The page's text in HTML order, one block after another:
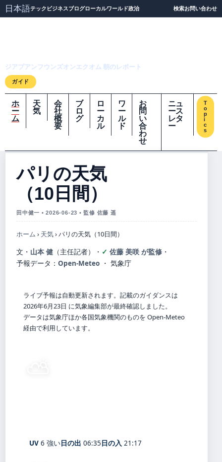
日本語テック ビジネスブログローカルワールド政治 検索お問い合わせ
ジアプアンフウンズオンエクオム 朝のレポート
ガイド
ホ
ー
ム
天
気
会
社
概
要
ブ
ロ
グ
ロ
ー
カ
ル
ワ
ー
ル
ド
お
問
い
合
わ
せ
ニュ
ース
レタ
ー
T
o
p
i
c
s
パリの天気
（10日間）
田中健一 • 2026-06-23 • 監修 佐藤 遥
ホーム › 天気›パリの天気（10日間）
文・ 山本 健 （主任記者） ・ 佐藤 美咲 が監修 ・
予報データ： Open-Meteo ・ 気象庁
ライブ予報は自動更新されます。記載のガイダンスは
2026年6月23日 に気象編集部が最終確認しました。
データは気象庁ほか各国気象機関のものを Open-Meteo
経由で利用しています。
UV 6 強い日の出 06:35日の入 21:17